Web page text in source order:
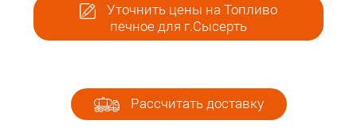
Уточнить цены на Топливо
печное для г.Сысерть
Рассчитать доставку